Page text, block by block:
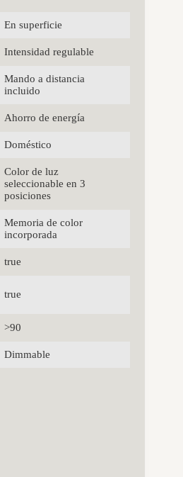
En superficie
Intensidad regulable
Mando a distancia
incluido
Ahorro de energía
Doméstico
Color de luz
seleccionable en 3
posiciones
Memoria de color
incorporada
true
true
>90
Dimmable